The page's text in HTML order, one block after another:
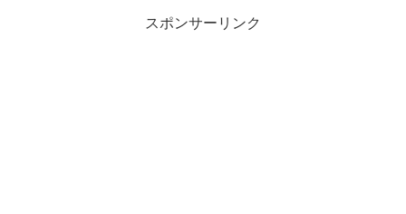
スポンサーリンク